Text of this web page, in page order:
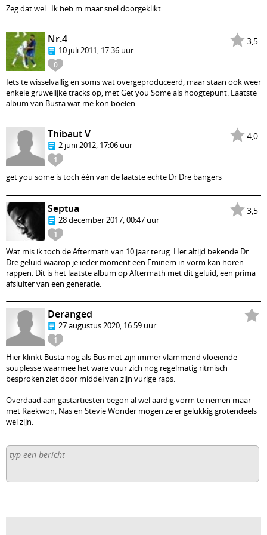
Zeg dat wel.. Ik heb m maar snel doorgeklikt.
3,5
0
Nr.4
10 juli 2011, 17:36 uur
Iets te wisselvallig en soms wat overgeproduceerd, maar staan ook weer
enkele gruwelijke tracks op, met Get you Some als hoogtepunt. Laatste
album van Busta wat me kon boeien.
4,0
1
Thibaut V
2 juni 2012, 17:06 uur
get you some is toch één van de laatste echte Dr Dre bangers
3,5
1
Septua
28 december 2017, 00:47 uur
Wat mis ik toch de Aftermath van 10 jaar terug. Het altijd bekende Dr.
Dre geluid waarop je ieder moment een Eminem in vorm kan horen
rappen. Dit is het laatste album op Aftermath met dit geluid, een prima
afsluiter van een generatie.
1
Deranged
27 augustus 2020, 16:59 uur
Hier klinkt Busta nog als Bus met zijn immer vlammend vloeiende
souplesse waarmee het ware vuur zich nog regelmatig ritmisch
besproken ziet door middel van zijn vurige raps.
Overdaad aan gastartiesten begon al wel aardig vorm te nemen maar
met Raekwon, Nas en Stevie Wonder mogen ze er gelukkig grotendeels
wel zijn.